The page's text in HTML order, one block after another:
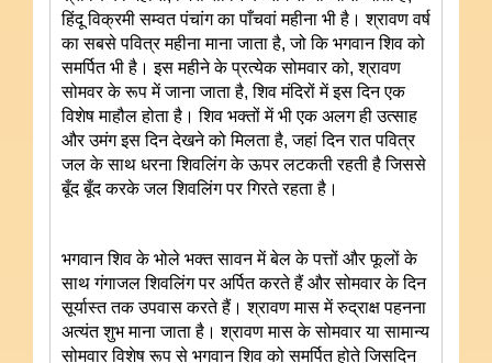
हिंदू विक्रमी सम्वत पंचांग का पाँचवां महीना भी है। श्रावण वर्ष
का सबसे पवित्र महीना माना जाता है, जो कि भगवान शिव को
समर्पित भी है। इस महीने के प्रत्येक सोमवार को, श्रावण
सोमवर के रूप में जाना जाता है, शिव मंदिरों में इस दिन एक
विशेष माहौल होता है। शिव भक्तों में भी एक अलग ही उत्साह
और उमंग इस दिन देखने को मिलता है, जहां दिन रात पवित्र
जल के साथ धरना शिवलिंग के ऊपर लटकती रहती है जिससे
बूँद बूँद करके जल शिवलिंग पर गिरते रहता है।
भगवान शिव के भोले भक्त सावन में बेल के पत्तों और फूलों के
साथ गंगाजल शिवलिंग पर अर्पित करते हैं और सोमवार के दिन
सूर्यास्त तक उपवास करते हैं। श्रावण मास में रुद्राक्ष पहनना
अत्यंत शुभ माना जाता है। श्रावण मास के सोमवार या सामान्य
सोमवार विशेष रूप से भगवान शिव को समर्पित होते जिसदिन